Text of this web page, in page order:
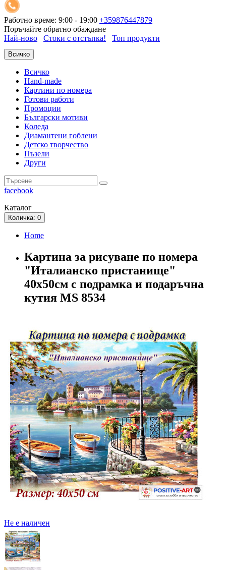
Работно време: 9:00 - 19:00 +359876447879
Поръчайте обратно обаждане
Най-ново
Стоки с отстъпка! Топ продукти
Всичко
Всичко
Hand-made
Картини по номера
Готови работи
Промоции
Български мотиви
Коледа
Диамантени гоблени
Детско творчество
Пъзели
Други
facebook
Каталог
Количка: 0
Home
Картина за рисуване по номера
"Италианско пристанище"
40х50см с подрамка и подаръчна
кутия MS 8534
Не е наличен